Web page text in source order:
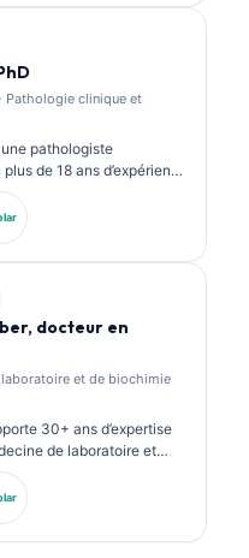
travaux sur
et les diagnostics
Pathologie clinique et
pathologiste
de 18 ans d’expérience
et en analyse
certifications
et a publié de
docteur en
et de biochimie
30+ ans d’expertise
de laboratoire et
Ancien président de
clinique, il se
panels diagnostiques, la